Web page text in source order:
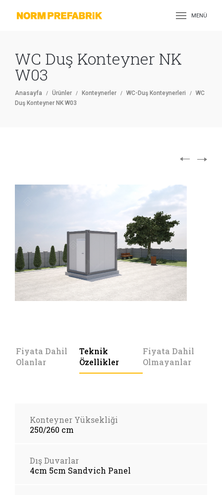
MENÜ
WC Duş Konteyner NK
W03
Anasayfa Ürünler Konteynerler WC-Duş Konteynerleri
WC
Duş Konteyner NK W03
Fiyata Dahil
Olanlar
Teknik
Özellikler
Fiyata Dahil
Olmayanlar
Konteyner Yüksekliği
250/260 cm
Dış Duvarlar
4cm 5cm Sandvich Panel